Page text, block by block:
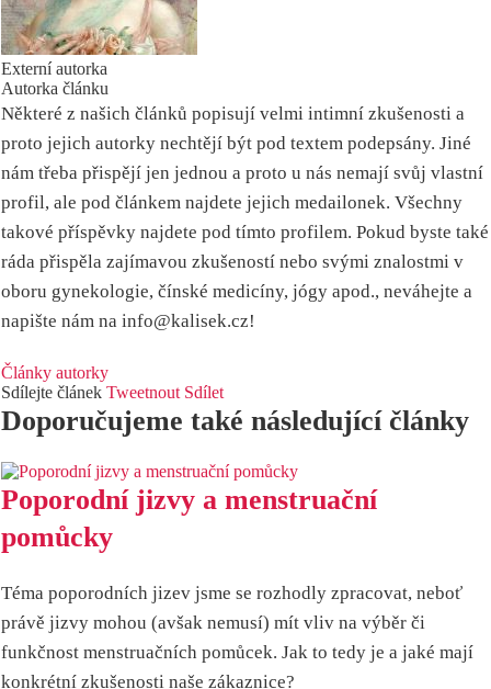
Externí autorka
Autorka článku
Některé z našich článků popisují velmi intimní zkušenosti a
proto jejich autorky nechtějí být pod textem podepsány. Jiné
nám třeba přispějí jen jednou a proto u nás nemají svůj vlastní
profil, ale pod článkem najdete jejich medailonek. Všechny
takové příspěvky najdete pod tímto profilem. Pokud byste také
ráda přispěla zajímavou zkušeností nebo svými znalostmi v
oboru gynekologie, čínské medicíny, jógy apod., neváhejte a
napište nám na info@kalisek.cz!
Články autorky
Sdílejte článek Tweetnout Sdílet
Doporučujeme také následující články
Poporodní jizvy a menstruační
pomůcky
Téma poporodních jizev jsme se rozhodly zpracovat, neboť
právě jizvy mohou (avšak nemusí) mít vliv na výběr či
funkčnost menstruačních pomůcek. Jak to tedy je a jaké mají
konkrétní zkušenosti naše zákaznice?